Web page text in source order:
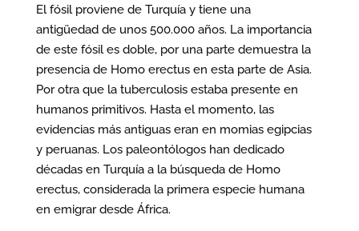
El fósil proviene de Turquía y tiene una
antigüedad de unos 500.000 años. La importancia
de este fósil es doble, por una parte demuestra la
presencia de Homo erectus en esta parte de Asia.
Por otra que la tuberculosis estaba presente en
humanos primitivos. Hasta el momento, las
evidencias más antiguas eran en momias egipcias
y peruanas. Los paleontólogos han dedicado
décadas en Turquía a la búsqueda de Homo
erectus, considerada la primera especie humana
en emigrar desde África.